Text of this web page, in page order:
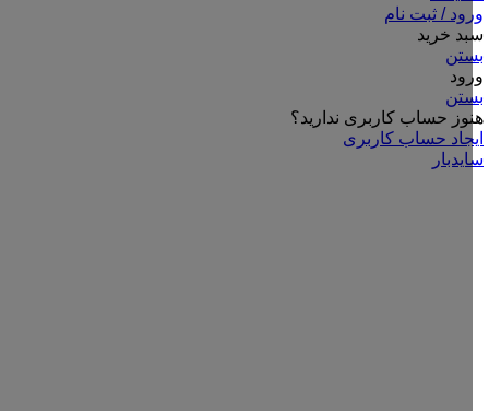
ورود / ثبت نام
سبد خرید
بستن
ورود
بستن
هنوز حساب کاربری ندارید؟
ایجاد حساب کاربری
سایدبار